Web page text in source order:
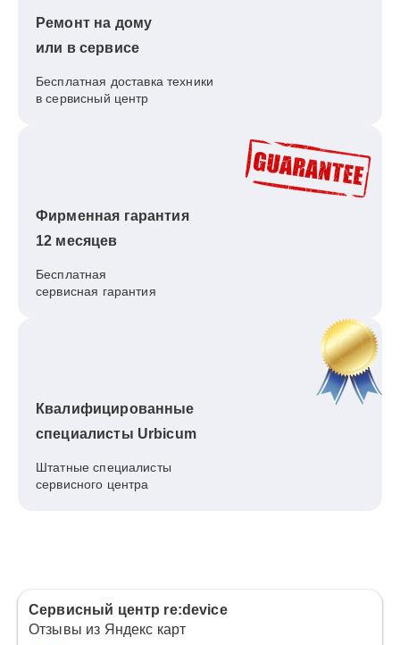
Ремонт на дому
или в сервисе
Бесплатная доставка техники
в сервисный центр
Фирменная гарантия
12 месяцев
Бесплатная
сервисная гарантия
Квалифицированные
специалисты Urbicum
Штатные специалисты
сервисного центра
Сервисный центр re:device
Отзывы из Яндекс карт